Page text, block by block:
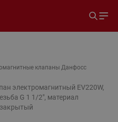
клапаны Данфосс
электромагнитный EV220W,
G 1 1/2", материал